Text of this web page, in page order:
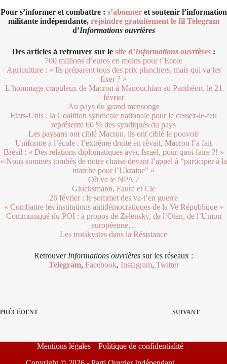
Pour s’informer et combattre : s’abonneret soutenir l’information
militante indépendante, rejoindre gratuitement le fil Telegram
d’Informations ouvrières
Des articles à retrouver sur le site d’Informations ouvrières:
700 millions d’euros en moins pour l’Ecole
Agriculture : « Ils préparent tous des prix planchers, mais qui va les
fixer ? »
L’hommage crapuleux de Macron à Manouchian au Panthéon, le 21
février
Au pays du grand mensonge
Etats-Unis : la Coalition syndicale nationale pour le cessez-le-feu
représente 60 % des syndiqués du pays
Les paysans ont ciblé Macron, ils ont ciblé le pouvoir
Uniforme à l’école : l’extrême droite en rêvait, Macron l’a fait
Brésil : « Des relations diplomatiques avec Israël, pour quoi faire ?! »
« Nous sommes tombés de notre chaise devant l’appel à “participer à la
marche pour l’Ukraine” »
Où va le NPA ?
Glucksmann, Faure et Cie
26 février : le sommet des va-t’en guerre
« Combattre les institutions antidémocratiques de la Ve République »
Communiqué du POI : à propos de Zelensky, de l’Otan, de l’Union
européenne…
Les trotskystes dans la Résistance
Retrouver Informations ouvrières sur les réseaux :
Telegram, Facebook, Instagram, Twitter
PRÉCÉDENT SUIVANT
Mentions légales
Politique de confidentialité